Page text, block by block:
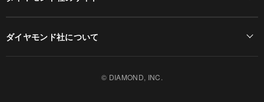
ダイヤモンド社について
© DIAMOND, INC.